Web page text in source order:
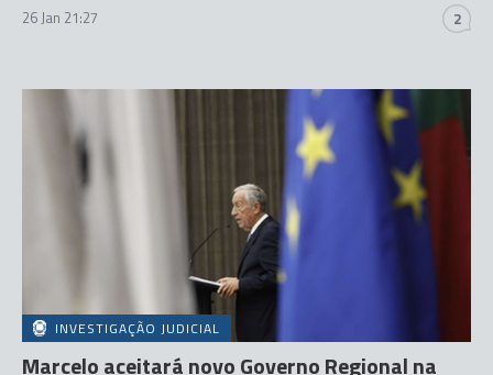
26 Jan 21:27 2
INVESTIGAÇÃO JUDICIAL
Marcelo aceitará novo Governo Regional na